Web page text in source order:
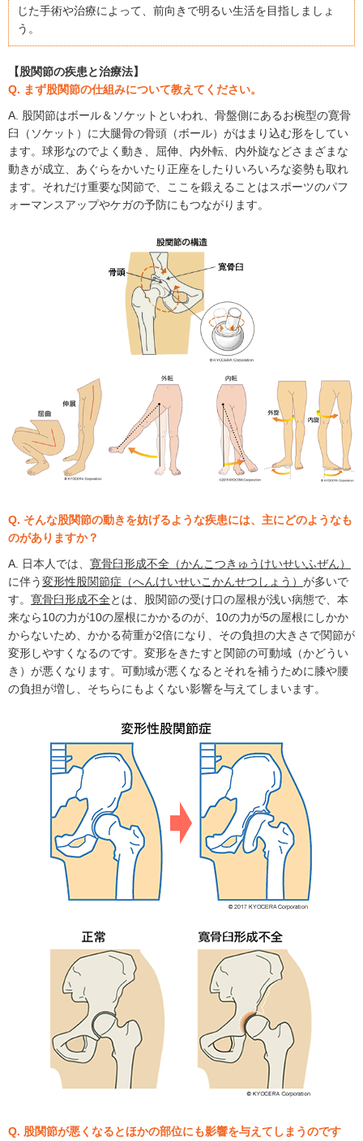
じた手術や治療によって、前向きで明るい生活を目指しましょ
う。
【股関節の疾患と治療法】
Q. まず股関節の仕組みについて教えてください。
A. 股関節はボール＆ソケットといわれ、骨盤側にあるお椀型の寛骨
臼（ソケット）に大腿骨の骨頭（ボール）がはまり込む形をしてい
ます。球形なのでよく動き、屈伸、内外転、内外旋などさまざまな
動きが成立、あぐらをかいたり正座をしたりいろいろな姿勢も取れ
ます。それだけ重要な関節で、ここを鍛えることはスポーツのパフ
ォーマンスアップやケガの予防にもつながります。
Q. そんな股関節の動きを妨げるような疾患には、主にどのようなも
のがありますか？
A. 日本人では、 寛骨臼形成不全（かんこつきゅうけいせいふぜん）
に伴う変形性股関節症（へんけいせいこかんせつしょう） が多いで
す。 寛骨臼形成不全とは、股関節の受け口の屋根が浅い病態で、本
来なら10の力が10の屋根にかかるのが、10の力が5の屋根にしかか
からないため、かかる荷重が2倍になり、その負担の大きさで関節が
変形しやすくなるのです。変形をきたすと関節の可動域（かどうい
き）が悪くなります。可動域が悪くなるとそれを補うために膝や腰
の負担が増し、そちらにもよくない影響を与えてしまいます。
Q. 股関節が悪くなるとほかの部位にも影響を与えてしまうのです